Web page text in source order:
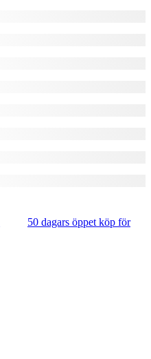
50 dagars öppet köp för